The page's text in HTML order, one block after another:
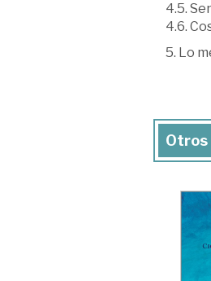
4.5.
4.6.
5. Lo
Otros